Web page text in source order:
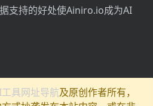
支持的好处使Ainiro.io成为AI
具网址导航及原创作者所有，